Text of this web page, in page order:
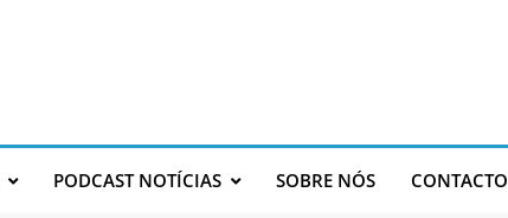
PODCAST NOTÍCIAS SOBRE NÓS CONTACTO